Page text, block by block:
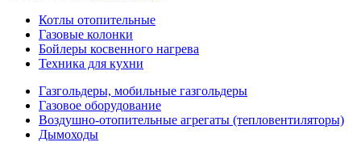
Котлы отопительные
Газовые колонки
Бойлеры косвенного нагрева
Техника для кухни
Газгольдеры, мобильные газгольдеры
Газовое оборудование
Воздушно-отопительные агрегаты (тепловентиляторы)
Дымоходы